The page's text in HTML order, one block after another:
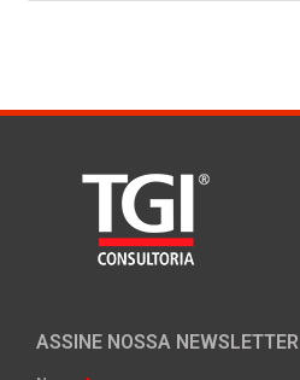
ASSINE NOSSA NEWSLETTER